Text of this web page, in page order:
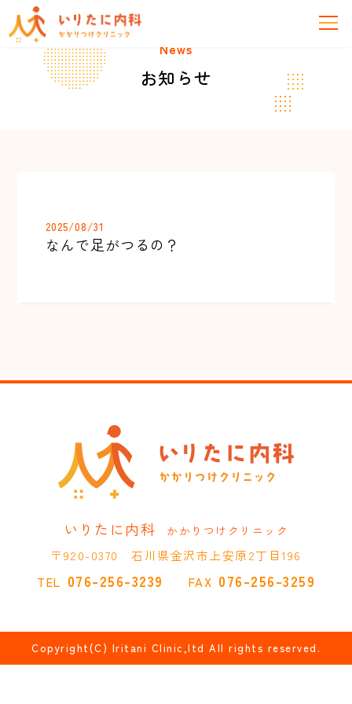
News
お知らせ
2025/08/31
なんで足がつるの？
いりたに内科 かかりつけクリニック
〒920-0370 石川県金沢市上安原2丁目196
TEL 076-256-3239 FAX 076-256-3259
Copyright(C) Iritani Clinic,ltd All rights reserved.